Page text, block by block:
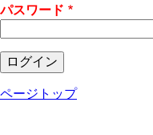
パスワード
ページトップ